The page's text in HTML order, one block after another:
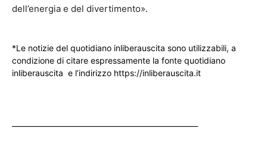
dell’energia e del divertimento».
*Le notizie del quotidiano inliberauscita sono utilizzabili, a
condizione di citare espressamente la fonte quotidiano
inliberauscita e l’indirizzo https://inliberauscita.it